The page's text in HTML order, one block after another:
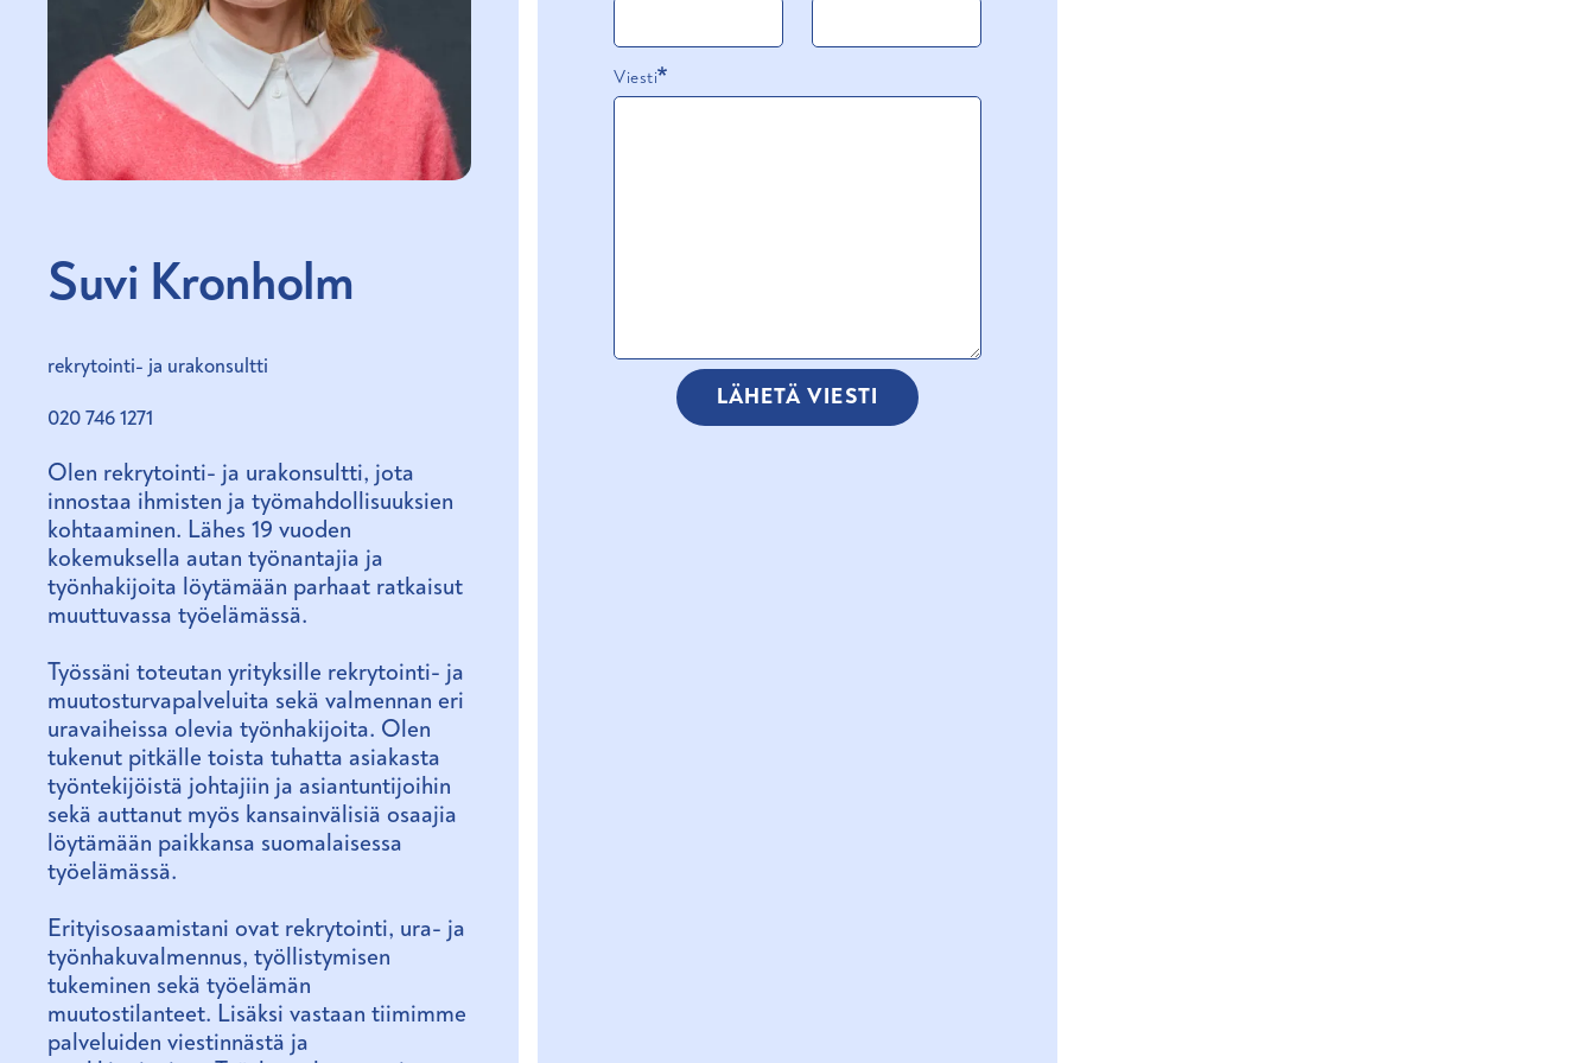
Suvi Kronholm
Title
rekrytointi- ja urakonsultti
Phone
020 746 1271
Olen rekrytointi- ja urakonsultti, jota
innostaa ihmisten ja työmahdollisuuksien
kohtaaminen. Lähes 19 vuoden
kokemuksella autan työnantajia ja
työnhakijoita löytämään parhaat ratkaisut
muuttuvassa työelämässä.
Työssäni toteutan yrityksille rekrytointi- ja
muutosturvapalveluita sekä valmennan eri
uravaiheissa olevia työnhakijoita. Olen
tukenut pitkälle toista tuhatta asiakasta
työntekijöistä johtajiin ja asiantuntijoihin
sekä auttanut myös kansainvälisiä osaajia
löytämään paikkansa suomalaisessa
työelämässä.
Erityisosaamistani ovat rekrytointi, ura- ja
työnhakuvalmennus, työllistymisen
tukeminen sekä työelämän
muutostilanteet. Lisäksi vastaan tiimimme
palveluiden viestinnästä ja
Viesti